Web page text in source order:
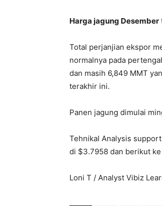
Harga jagung Desember
Total perjanjian ekspor
normalnya pada
dan masih 6,849 MMT
terakhir ini.
Panen jagung dimulai
Tehnikal Analysis
di $3.7958 dan berikut
Loni T / Analyst Vibiz